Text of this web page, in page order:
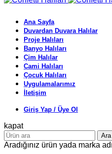
Ana Sayfa
Duvardan Duvara Halılar
Proje Halıları
Banyo Halıları
Çim Halılar
Cami Halıları
Çocuk Halıları
Uygulamalarımız
İletişim
Giriş Yap / Üye Ol
kapat
Ara
Aradığınız ürün yada marka